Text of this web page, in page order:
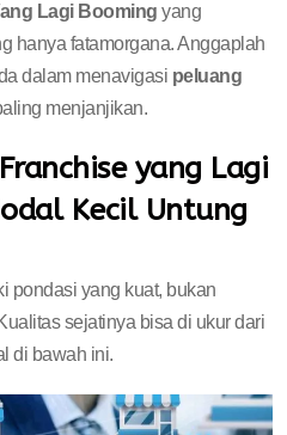
Lagi Booming yang
hanya fatamorgana. Anggaplah
dalam menavigasi peluang
menjanjikan.
yang Lagi
Kecil Untung
pondasi yang kuat, bukan
sejatinya bisa di ukur dari
di bawah ini.